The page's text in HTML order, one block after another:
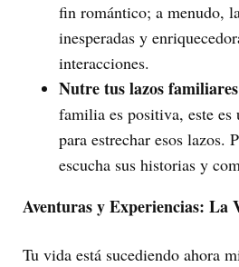
fin romántico; a menudo,
inesperadas y
interacciones.
Nutre tus lazos
familia es positiva, este es
para estrechar esos lazos.
escucha sus historias y
Aventuras y Experiencias: La
Tu vida está sucediendo ahora